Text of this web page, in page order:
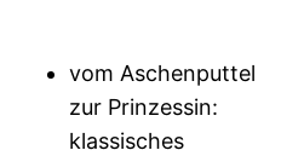
vom Aschenputtel
zur Prinzessin:
klassisches